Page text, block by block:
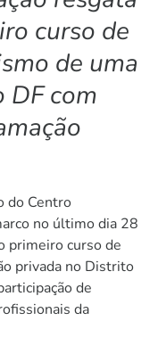
curso de
de uma
DF com
do Centro
no último dia 28
primeiro curso de
privada no Distrito
de
da